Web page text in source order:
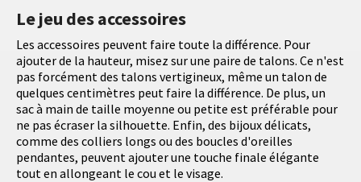
Le jeu des accessoires
Les accessoires peuvent faire toute la différence. Pour
ajouter de la hauteur, misez sur une paire de talons. Ce n'est
pas forcément des talons vertigineux, même un talon de
quelques centimètres peut faire la différence. De plus, un
sac à main de taille moyenne ou petite est préférable pour
ne pas écraser la silhouette. Enfin, des bijoux délicats,
comme des colliers longs ou des boucles d'oreilles
pendantes, peuvent ajouter une touche finale élégante
tout en allongeant le cou et le visage.